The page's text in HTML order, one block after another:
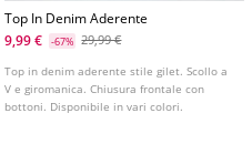
Top In Denim Aderente
9,99 €
-67% 29,99 €
Top in denim aderente stile gilet. Scollo a
V e giromanica. Chiusura frontale con
bottoni. Disponibile in vari colori.